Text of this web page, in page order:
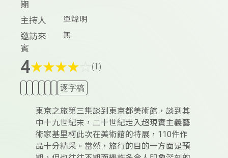
期
主持人 單煒明
邀訪來
賓
無
4★★★★ (1)
逐字稿
東京之旅第三集談到東京都美術館，談到其
中十九世紀末，二十世紀走入超現實主義藝
術家基里柯此次在美術館的特展，110件作
品十分精采。當然，旅行的目的一方面是預